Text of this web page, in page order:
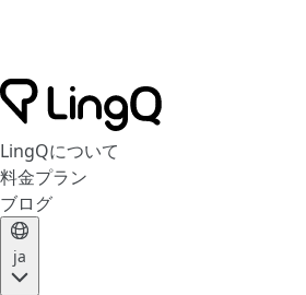
LingQについて
料金プラン
ブログ
ja